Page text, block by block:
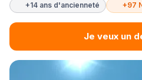
+14 ans d'ancienneté +97
Je veux un